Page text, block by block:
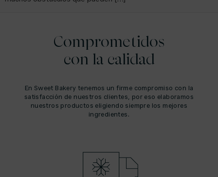
Comprometidos
con la calidad
En Sweet Bakery tenemos un firme compromiso con la
satisfacción de nuestros clientes, por eso elaboramos
nuestros productos eligiendo siempre los mejores
ingredientes.